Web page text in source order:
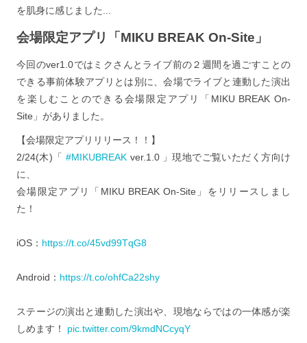
を肌身に感じました...
会場限定アプリ「MIKU BREAK On-Site」
今回のver1.0ではミクさんとライブ前の２週間を過ごすことの
できる事前体験アプリとは別に、会場でライブと連動した演出
を楽しむことのできる会場限定アプリ「MIKU BREAK On-
Site」がありました。
【会場限定アプリリリース！！】
2/24(木)「#MIKUBREAK ver.1.0 」現地でご覧いただく方向け
に、
会場限定アプリ「MIKU BREAK On-Site」をリリースしまし
た！
iOS： https://t.co/45vd99TqG8
Android： https://t.co/ohfCa22shy
ステージの演出と連動した演出や、現地ならではの一体感が楽
しめます！ pic.twitter.com/9kmdNCcyqY